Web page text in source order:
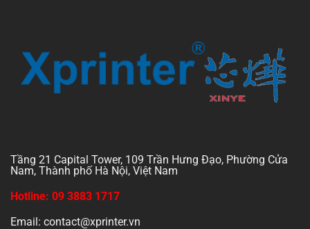
Tầng 21 Capital Tower, 109 Trần Hưng Đạo, Phường Cửa
Nam, Thành phố Hà Nội, Việt Nam
Hotline: 09 3883 1717
Email: contact@xprinter.vn